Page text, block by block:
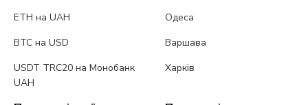
ETH на UAH
BTC на USD
USDT TRC20 на Монобанк
UAH
Одеса
Варшава
Харків